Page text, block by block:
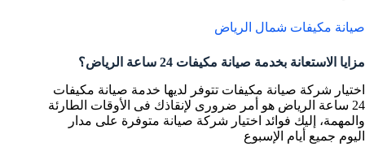
صيانة مكيفات شمال الرياض
مزايا الاستعانة بخدمة صيانة مكيفات 24 ساعة الرياض؟
اختيار شركة صيانة مكيفات تتوفر لديها خدمة صيانة مكيفات
24 ساعة الرياض هو أمر ضرورى لإنقاذك فى الأوقات الطارئة
والمهمة، إليك فوائد اختيار شركة صيانة متوفرة على مدار
اليوم جميع أيام الإسبوع